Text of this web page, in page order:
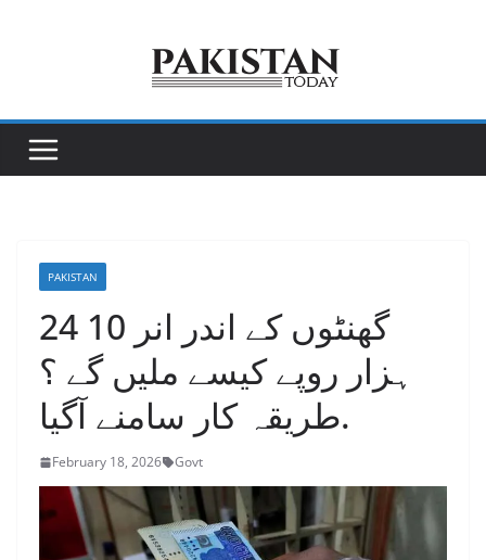
PAKISTAN
24 گھنٹوں کے اندر انر 10
ہزار روپے کیسے ملیں گے ؟
طریقہ کار سامنے آگیا.
February 18, 2026 Govt